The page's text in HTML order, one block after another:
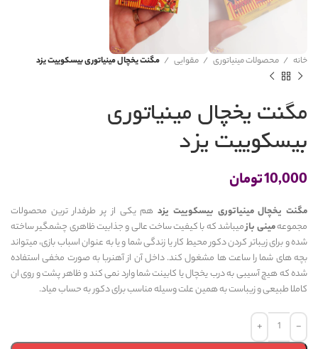
خانه محصولات مینیاتوری مقوایی مگنت یخچال مینیاتوری بیسکوییت یزد
مگنت یخچال مینیاتوری
بیسکوییت یزد
10,000تومان
مگنت یخچال مینیاتوری بیسکوییت یزدهم یکی از پر طرفدار ترین محصولات
مجموعهمینی بازمیباشد که با کیفیت ساخت عالی و جذابیت ظاهری چشمگیر ساخته
شده و برای زیباتر کردن دکور محیط کار یا زندگی شما و یا به عنوان اسباب بازی، میتواند
بچه های شما را ساعت ها مشغول کند. داخل آن از آهنربا به صورت مخفی استفاده
شده که هیچ آسیبی به درب یخچال یا کابینت شما وارد نمی کند و ظاهر پشت و روی ان
کاملا طبیعی و زیباست به همین علت وسیله مناسب برای دکور به حساب میاد.